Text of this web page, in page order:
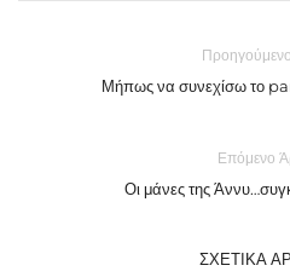
Μήπως να συνεχίσω το
Επόμενο
Οι μάνες της
ΣΧΕΤΙΚΆ